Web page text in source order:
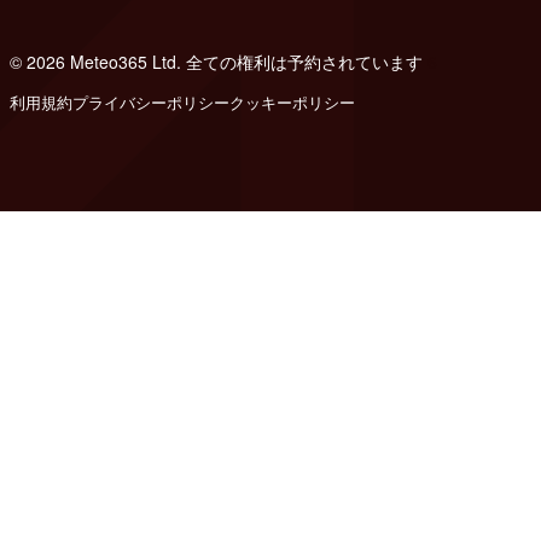
© 2026 Meteo365 Ltd. 全ての権利は予約されています
利用規約プライバシーポリシークッキーポリシー